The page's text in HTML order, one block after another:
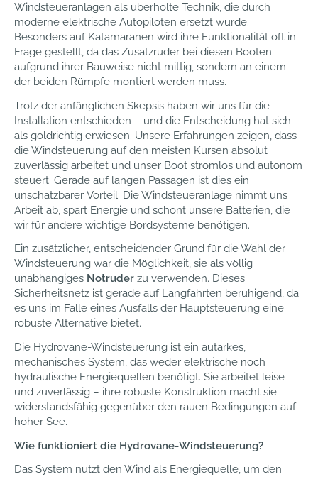
Windsteueranlagen als überholte Technik, die durch
moderne elektrische Autopiloten ersetzt wurde.
Besonders auf Katamaranen wird ihre Funktionalität oft in
Frage gestellt, da das Zusatzruder bei diesen Booten
aufgrund ihrer Bauweise nicht mittig, sondern an einem
der beiden Rümpfe montiert werden muss.
Trotz der anfänglichen Skepsis haben wir uns für die
Installation entschieden – und die Entscheidung hat sich
als goldrichtig erwiesen. Unsere Erfahrungen zeigen, dass
die Windsteuerung auf den meisten Kursen absolut
zuverlässig arbeitet und unser Boot stromlos und autonom
steuert. Gerade auf langen Passagen ist dies ein
unschätzbarer Vorteil: Die Windsteueranlage nimmt uns
Arbeit ab, spart Energie und schont unsere Batterien, die
wir für andere wichtige Bordsysteme benötigen.
Ein zusätzlicher, entscheidender Grund für die Wahl der
Windsteuerung war die Möglichkeit, sie als völlig
unabhängiges Notruder zu verwenden. Dieses
Sicherheitsnetz ist gerade auf Langfahrten beruhigend, da
es uns im Falle eines Ausfalls der Hauptsteuerung eine
robuste Alternative bietet.
Die Hydrovane-Windsteuerung ist ein autarkes,
mechanisches System, das weder elektrische noch
hydraulische Energiequellen benötigt. Sie arbeitet leise
und zuverlässig – ihre robuste Konstruktion macht sie
widerstandsfähig gegenüber den rauen Bedingungen auf
hoher See.
Wie funktioniert die Hydrovane-Windsteuerung?
Das System nutzt den Wind als Energiequelle, um den